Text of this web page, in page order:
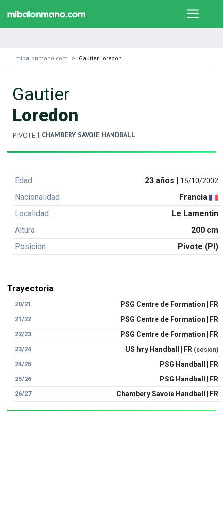
mibalonmano.com Gautier Loredon
Gautier
Loredon
PIVOTE | CHAMBERY SAVOIE HANDBALL
Edad 23 años | 15/10/2002
Nacionalidad
Francia
Localidad
Le Lamentin
Altura
200 cm
Posición
Pivote (PI)
Trayectoria
20/21 PSG Centre de Formation | FR
21/22 PSG Centre de Formation | FR
22/23 PSG Centre de Formation | FR
23/24 US Ivry Handball | FR (cesión)
24/25 PSG Handball | FR
25/26 PSG Handball | FR
26/27 Chambery Savoie Handball | FR